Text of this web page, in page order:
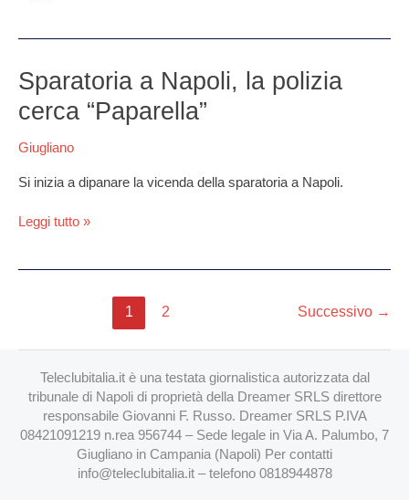
Sparatoria a Napoli, la polizia
cerca “Paparella”
Giugliano
Si inizia a dipanare la vicenda della sparatoria a Napoli.
Sparatoria
a
Napoli,
polizia
“Paparella”
Leggi tutto »
1 2 Successivo →
Teleclubitalia.it è una testata giornalistica autorizzata dal
tribunale di Napoli di proprietà della Dreamer SRLS direttore
responsabile Giovanni F. Russo. Dreamer SRLS P.IVA
08421091219 n.rea 956744 – Sede legale in Via A. Palumbo, 7
Giugliano in Campania (Napoli) Per contatti
info@teleclubitalia.it– telefono 0818944878